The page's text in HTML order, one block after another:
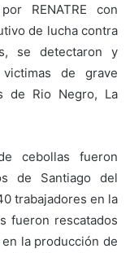
RENATRE con
de lucha contra
se detectaron y
de grave
de Rio Negro, La
cebollas fueron
de Santiago del
trabajadores en la
fueron rescatados
la producción de